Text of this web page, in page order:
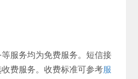
服务均为免费服务。短信接
费服务。收费标准可参考 服